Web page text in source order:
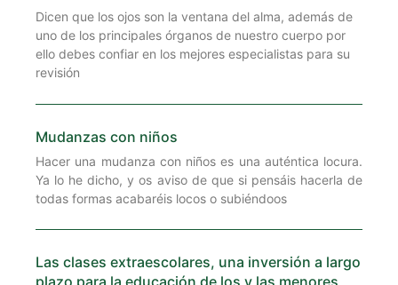
Dicen que los ojos son la ventana del alma, además de
uno de los principales órganos de nuestro cuerpo por
ello debes confiar en los mejores especialistas para su
revisión
Mudanzas con niños
Hacer una mudanza con niños es una auténtica locura.
Ya lo he dicho, y os aviso de que si pensáis hacerla de
todas formas acabaréis locos o subiéndoos
Las clases extraescolares, una inversión a largo